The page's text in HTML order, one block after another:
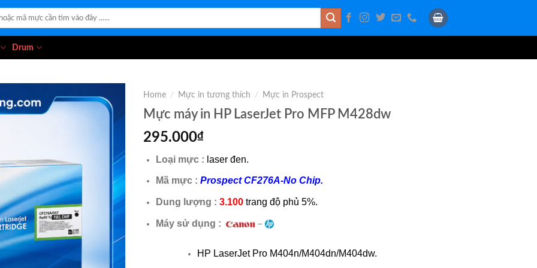
Drum
Home / Mực in tương thích / Mực in Prospect
Mực máy in HP LaserJet Pro MFP M428dw
295.000₫
Loại mực : laser đen.
Mã mực : Prospect CF276A-No Chip.
Dung lượng : 3.100 trang độ phủ 5%.
Máy sử dụng : –
HP LaserJet Pro M404n/M404dn/M404dw.